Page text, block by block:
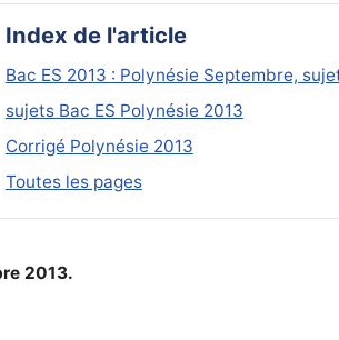
Index de l'article
Bac ES 2013 : Polynésie Septembre,
sujets Bac ES Polynésie 2013
Corrigé Polynésie 2013
Toutes les pages
2013.